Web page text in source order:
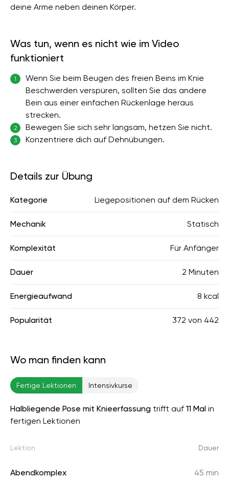
deine Arme neben deinen Körper.
Was tun, wenn es nicht wie im Video
funktioniert
1
Wenn Sie beim Beugen des freien Beins im Knie
Beschwerden verspüren, sollten Sie das andere
Bein aus einer einfachen Rückenlage heraus
strecken.
2 Bewegen Sie sich sehr langsam, hetzen Sie nicht.
3 Konzentriere dich auf Dehnübungen.
Details zur Übung
Kategorie Liegepositionen auf dem Rücken
Mechanik Statisch
Komplexität Für Anfänger
Dauer 2 Minuten
Energieaufwand 8 kcal
Popularität 372 von 442
Wo man finden kann
Fertige Lektionen Intensivkurse
Halbliegende Pose mit Knieerfassung trifft auf 11 Mal in
fertigen Lektionen
Lektion Dauer
Abendkomplex 45 min